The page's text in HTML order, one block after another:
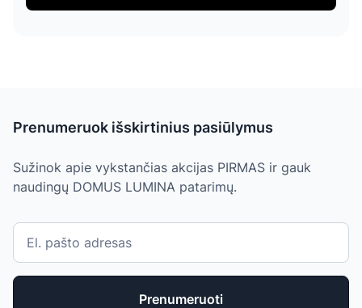
Prenumeruok išskirtinius pasiūlymus
Sužinok apie vykstančias akcijas PIRMAS ir gauk
naudingų DOMUS LUMINA patarimų.
Prenumeruoti